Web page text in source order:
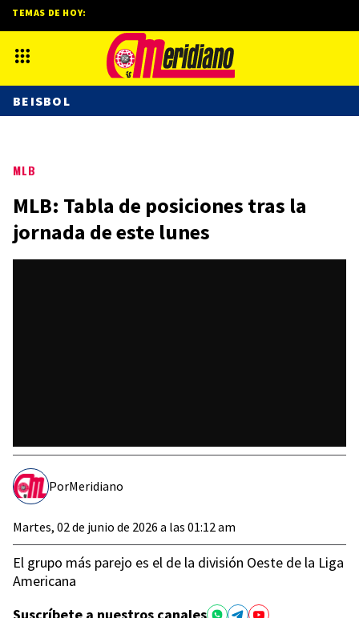
MLB
MLB: Tabla de posiciones tras la
jornada de este lunes
PorMeridiano
Martes, 02 de junio de 2026 a las 01:12 am
El grupo más parejo es el de la división Oeste de la Liga
Americana
Suscríbete a nuestros canales
TEMAS DE HOY:
BEISBOL